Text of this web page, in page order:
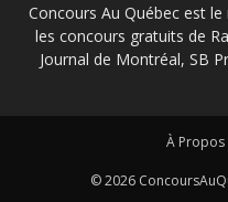
Concours Au Québec est
les concours gratuits de
Journal de Montréal, SB
À Propos
© 2026